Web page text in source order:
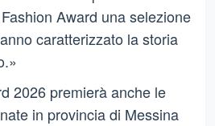
Award una selezione
caratterizzato la storia
2026 premierà anche le
in provincia di Messina